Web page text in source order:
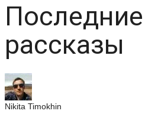
Последние
рассказы
Nikita Timokhin